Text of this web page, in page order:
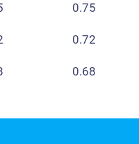
0.75
0.72
0.68